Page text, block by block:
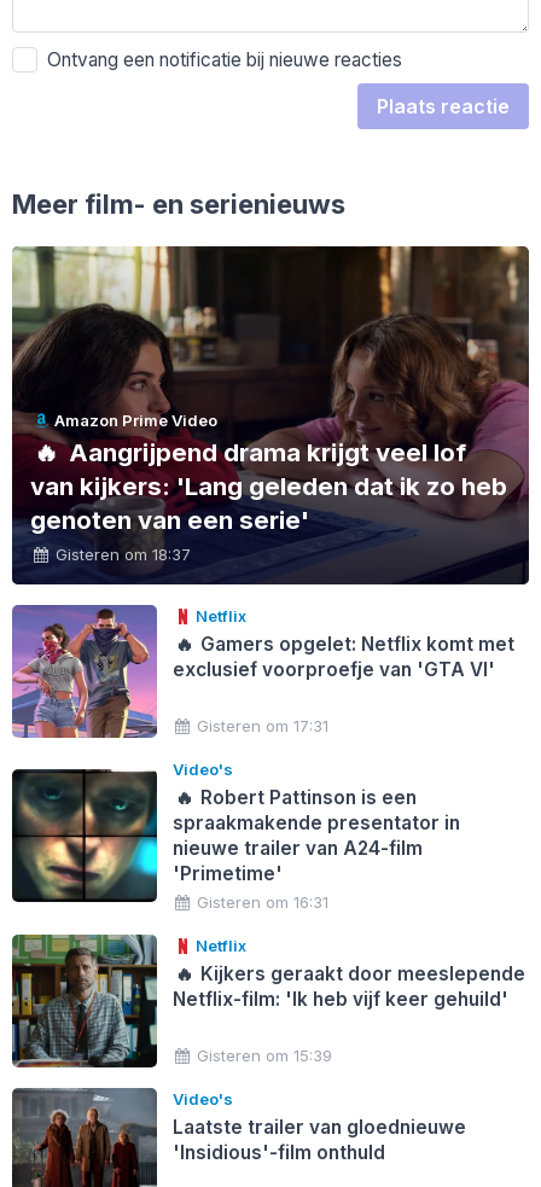
Ontvang een notificatie bij nieuwe reacties
Plaats reactie
Meer film- en serienieuws
Amazon Prime Video
🔥Aangrijpend drama krijgt veel lof
van kijkers: 'Lang geleden dat ik zo heb
genoten van een serie'
Gisteren om 18:37
Netflix
🔥 Gamers opgelet: Netflix komt met
exclusief voorproefje van 'GTA VI'
Gisteren om 17:31
Video's
🔥 Robert Pattinson is een
spraakmakende presentator in
nieuwe trailer van A24-film
'Primetime'
Gisteren om 16:31
Netflix
🔥 Kijkers geraakt door meeslepende
Netflix-film: 'Ik heb vijf keer gehuild'
Gisteren om 15:39
Video's
Laatste trailer van gloednieuwe
'Insidious'-film onthuld